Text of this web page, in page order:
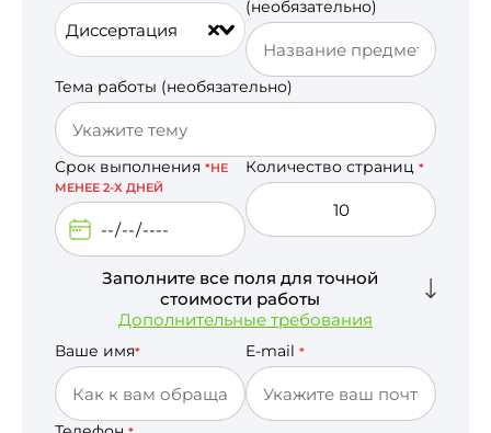
Диссертация
(необязательно)
Тема работы (необязательно)
Срок выполнения *НЕ
МЕНЕЕ 2-Х ДНЕЙ
Количество страниц *
Заполните все поля для точной
стоимости работы
Дополнительные требования
Ваше имя* E-mail *